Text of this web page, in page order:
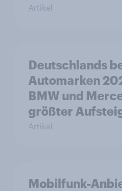
Artikel
Deutschlands
Automarken
BMW und
größter
Artikel
Mobilfunk-